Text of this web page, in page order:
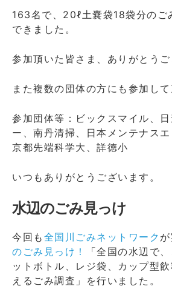
163名で、20ℓ土嚢袋18袋分のご
できました。
参加頂いた皆さま、ありがとうご
また複数の団体の方にも参加して
参加団体等：ビックスマイル、
ー、南丹清掃、日本メンテナスエ
京都先端科学大、詳徳小
いつもありがとうございます。
水辺のごみ見っけ
今回も 全国川ごみネットワーク
のごみ見っけ！
「全国の水辺で
ットボトル、レジ袋、カップ型
えるごみ調査」を行いました。